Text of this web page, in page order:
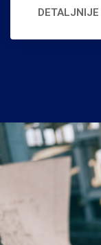
DETALJNIJE